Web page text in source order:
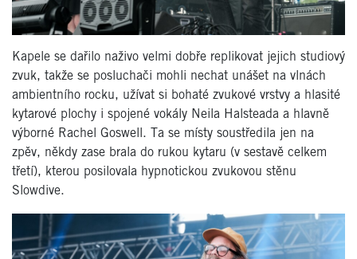
Kapele se dařilo naživo velmi dobře replikovat jejich studiový
zvuk, takže se posluchači mohli nechat unášet na vlnách
ambientního rocku, užívat si bohaté zvukové vrstvy a hlasité
kytarové plochy i spojené vokály Neila Halsteada a hlavně
výborné Rachel Goswell. Ta se místy soustředila jen na
zpěv, někdy zase brala do rukou kytaru (v sestavě celkem
třetí), kterou posilovala hypnotickou zvukovou stěnu
Slowdive.